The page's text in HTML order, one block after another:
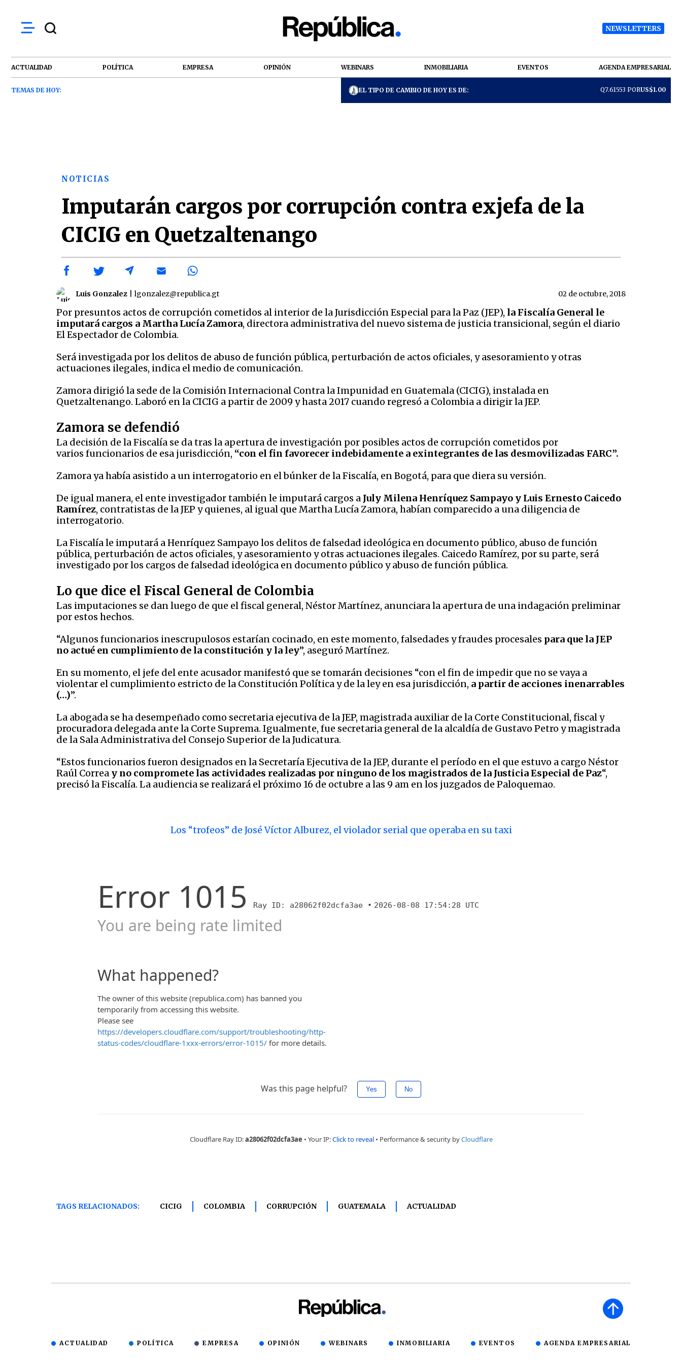
NEWSLETTERS
ACTUALIDAD POLÍTICA EMPRESA OPINIÓN WEBINARS INMOBILIARIA EVENTOS AGENDA EMPRESARIAL
TEMAS DE HOY: EL TIPO DE CAMBIO DE HOY ES DE: Q7.61553 PORUS$1.00
NOTICIAS
Imputarán cargos por corrupción contra exjefa de la
CICIG en Quetzaltenango
Luis Gonzalez lgonzalez@republica.gt 02 de octubre, 2018
Por presuntos actos de corrupción cometidos al interior de la Jurisdicción Especial para la Paz (JEP), la Fiscalía General le
imputará cargos a Martha Lucía Zamora, directora administrativa del nuevo sistema de justicia transicional, según el diario
El Espectador de Colombia.
Será investigada por los delitos de abuso de función pública, perturbación de actos oficiales, y asesoramiento y otras
actuaciones ilegales, indica el medio de comunicación.
Zamora dirigió la sede de la Comisión Internacional Contra la Impunidad en Guatemala (CICIG), instalada en
Quetzaltenango. Laboró en la CICIG a partir de 2009 y hasta 2017 cuando regresó a Colombia a dirigir la JEP.
Zamora se defendió
La decisión de la Fiscalía se da tras la apertura de investigación por posibles actos de corrupción cometidos por
varios funcionarios de esa jurisdicción, “con el fin favorecer indebidamente a exintegrantes de las desmovilizadas FARC”.
Zamora ya había asistido a un interrogatorio en el búnker de la Fiscalía, en Bogotá, para que diera su versión.
De igual manera, el ente investigador también le imputará cargos a July Milena Henríquez Sampayo y Luis Ernesto Caicedo
Ramírez, contratistas de la JEP y quienes, al igual que Martha Lucía Zamora, habían comparecido a una diligencia de
interrogatorio.
La Fiscalía le imputará a Henríquez Sampayo los delitos de falsedad ideológica en documento público, abuso de función
pública, perturbación de actos oficiales, y asesoramiento y otras actuaciones ilegales. Caicedo Ramírez, por su parte, será
investigado por los cargos de falsedad ideológica en documento público y abuso de función pública.
Lo que dice el Fiscal General de Colombia
Las imputaciones se dan luego de que el fiscal general, Néstor Martínez, anunciara la apertura de una indagación preliminar
por estos hechos.
“Algunos funcionarios inescrupulosos estarían cocinado, en este momento, falsedades y fraudes procesales para que la JEP
no actué en cumplimiento de la constitución y la ley”, aseguró Martínez.
En su momento, el jefe del ente acusador manifestó que se tomarán decisiones “con el fin de impedir que no se vaya a
violentar el cumplimiento estricto de la Constitución Política y de la ley en esa jurisdicción, a partir de acciones inenarrables
(…)”.
La abogada se ha desempeñado como secretaria ejecutiva de la JEP, magistrada auxiliar de la Corte Constitucional, fiscal y
procuradora delegada ante la Corte Suprema. Igualmente, fue secretaria general de la alcaldía de Gustavo Petro y magistrada
de la Sala Administrativa del Consejo Superior de la Judicatura.
“Estos funcionarios fueron designados en la Secretaría Ejecutiva de la JEP, durante el período en el que estuvo a cargo Néstor
Raúl Correa y no compromete las actividades realizadas por ninguno de los magistrados de la Justicia Especial de Paz“,
precisó la Fiscalía. La audiencia se realizará el próximo 16 de octubre a las 9 am en los juzgados de Paloquemao.
Los “trofeos” de José Víctor Alburez, el violador serial que operaba en su taxi
TAGS RELACIONADOS: CICIG COLOMBIA CORRUPCIÓN GUATEMALA ACTUALIDAD
ACTUALIDAD POLÍTICA EMPRESA OPINIÓN WEBINARS INMOBILIARIA EVENTOS AGENDA EMPRESARIAL